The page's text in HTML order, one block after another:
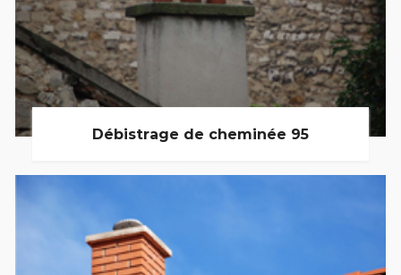
Débistrage de cheminée 95